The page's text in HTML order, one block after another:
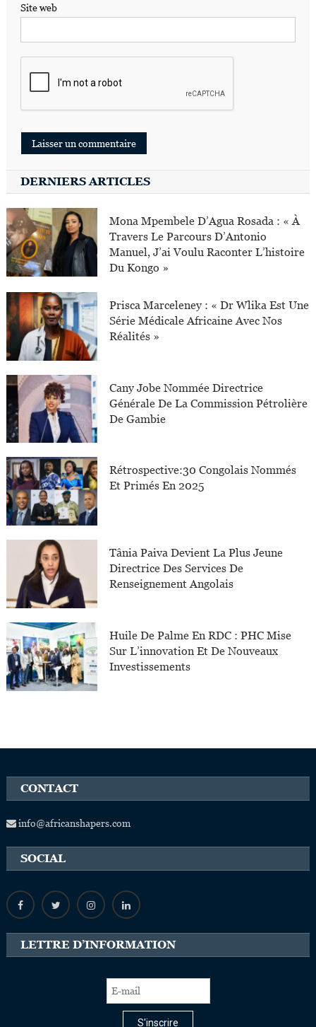
Site web
DERNIERS ARTICLES
Mona Mpembele D’Agua Rosada : « À
Travers Le Parcours D’Antonio
Manuel, J’ai Voulu Raconter L’histoire
Du Kongo »
Prisca Marceleney : « Dr Wlika Est Une
Série Médicale Africaine Avec Nos
Réalités »
Cany Jobe Nommée Directrice
Générale De La Commission Pétrolière
De Gambie
Rétrospective:30 Congolais Nommés
Et Primés En 2025
Tânia Paiva Devient La Plus Jeune
Directrice Des Services De
Renseignement Angolais
Huile De Palme En RDC : PHC Mise
Sur L’innovation Et De Nouveaux
Investissements
CONTACT
info@africanshapers.com
SOCIAL
LETTRE D’INFORMATION
S'inscrire